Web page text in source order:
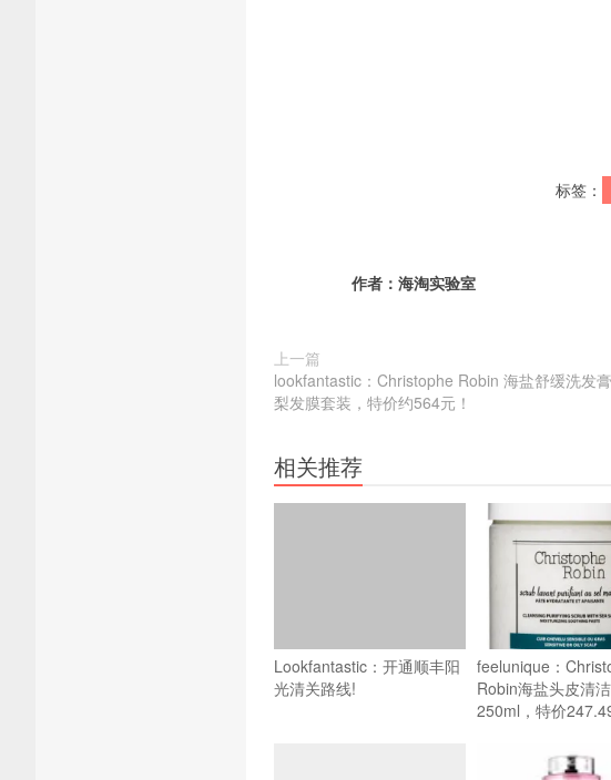
标签：
作者： 海淘实验室
上一篇
lookfantastic：Christophe Robin 海盐舒缓洗发
梨发膜套装，特价约564元！
相关推荐
Lookfantastic：开通顺丰阳
光清关路线!
feelunique：
Robin海盐头皮清
250ml，特价